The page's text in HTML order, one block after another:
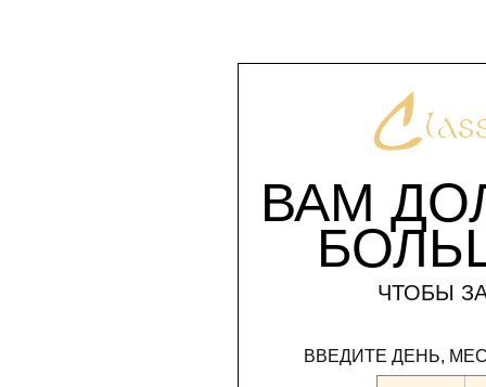
ВАМ
ЧТОБЫ
ВВЕДИТЕ ДЕНЬ,